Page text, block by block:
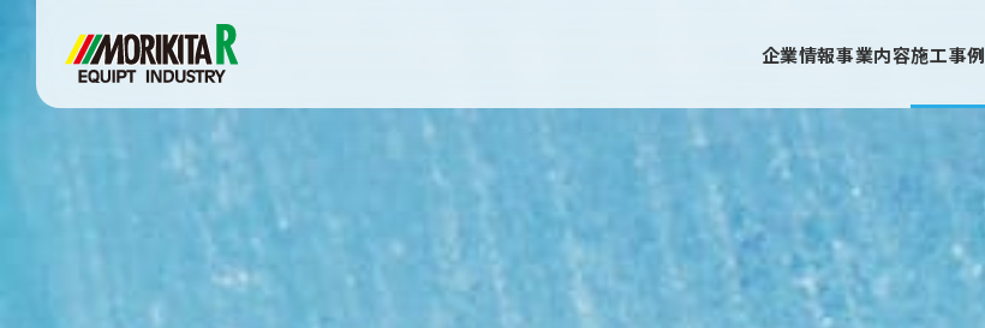
企業情報事業内容施工事例